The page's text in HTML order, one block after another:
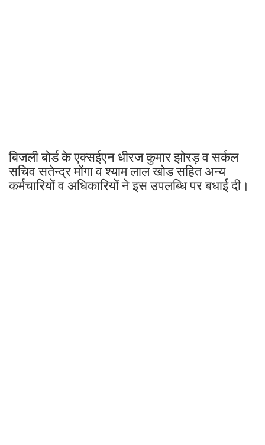
बिजली बोर्ड के एक्सईएन धीरज कुमार झोरड़ व सर्कल
सचिव सतेन्द्र मोंगा व श्याम लाल खोड सहित अन्य
कर्मचारियों व अधिकारियों ने इस उपलब्धि पर बधाई दी।